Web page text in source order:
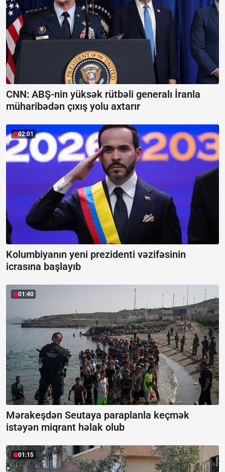
CNN: ABŞ-nin yüksək rütbəli generalı İranla
müharibədən çıxış yolu axtarır
02:01
Kolumbiyanın yeni prezidenti vəzifəsinin
icrasına başlayıb
01:40
Mərakeşdən Seutaya paraplanla keçmək
istəyən miqrant həlak olub
01:15